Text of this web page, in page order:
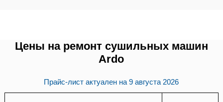
Цены на ремонт сушильных машин
Ardo
Прайс-лист актуален на9 августа 2026